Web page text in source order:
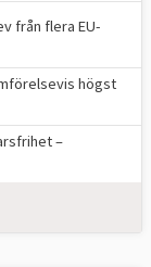
av
måste
än 35
från flera EU-
högst
–